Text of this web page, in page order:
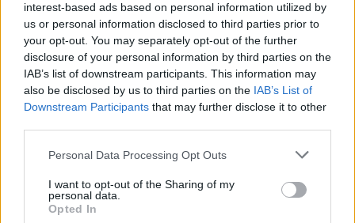
interest-based ads based on personal information utilized by
us or personal information disclosed to third parties prior to
your opt-out. You may separately opt-out of the further
disclosure of your personal information by third parties on the
IAB’s list of downstream participants. This information may
also be disclosed by us to third parties on the IAB’s List of
Downstream Participants that may further disclose it to other
Please note that this website/app uses one or more Google
not limited to your visit or usage behaviour. You may click to
grant or deny consent to Google and its third-party tags to
use your data for below specified purposes in below Google
Personal Data Processing Opt Outs
I want to opt-out of the Sharing of my
personal data.
Opted In